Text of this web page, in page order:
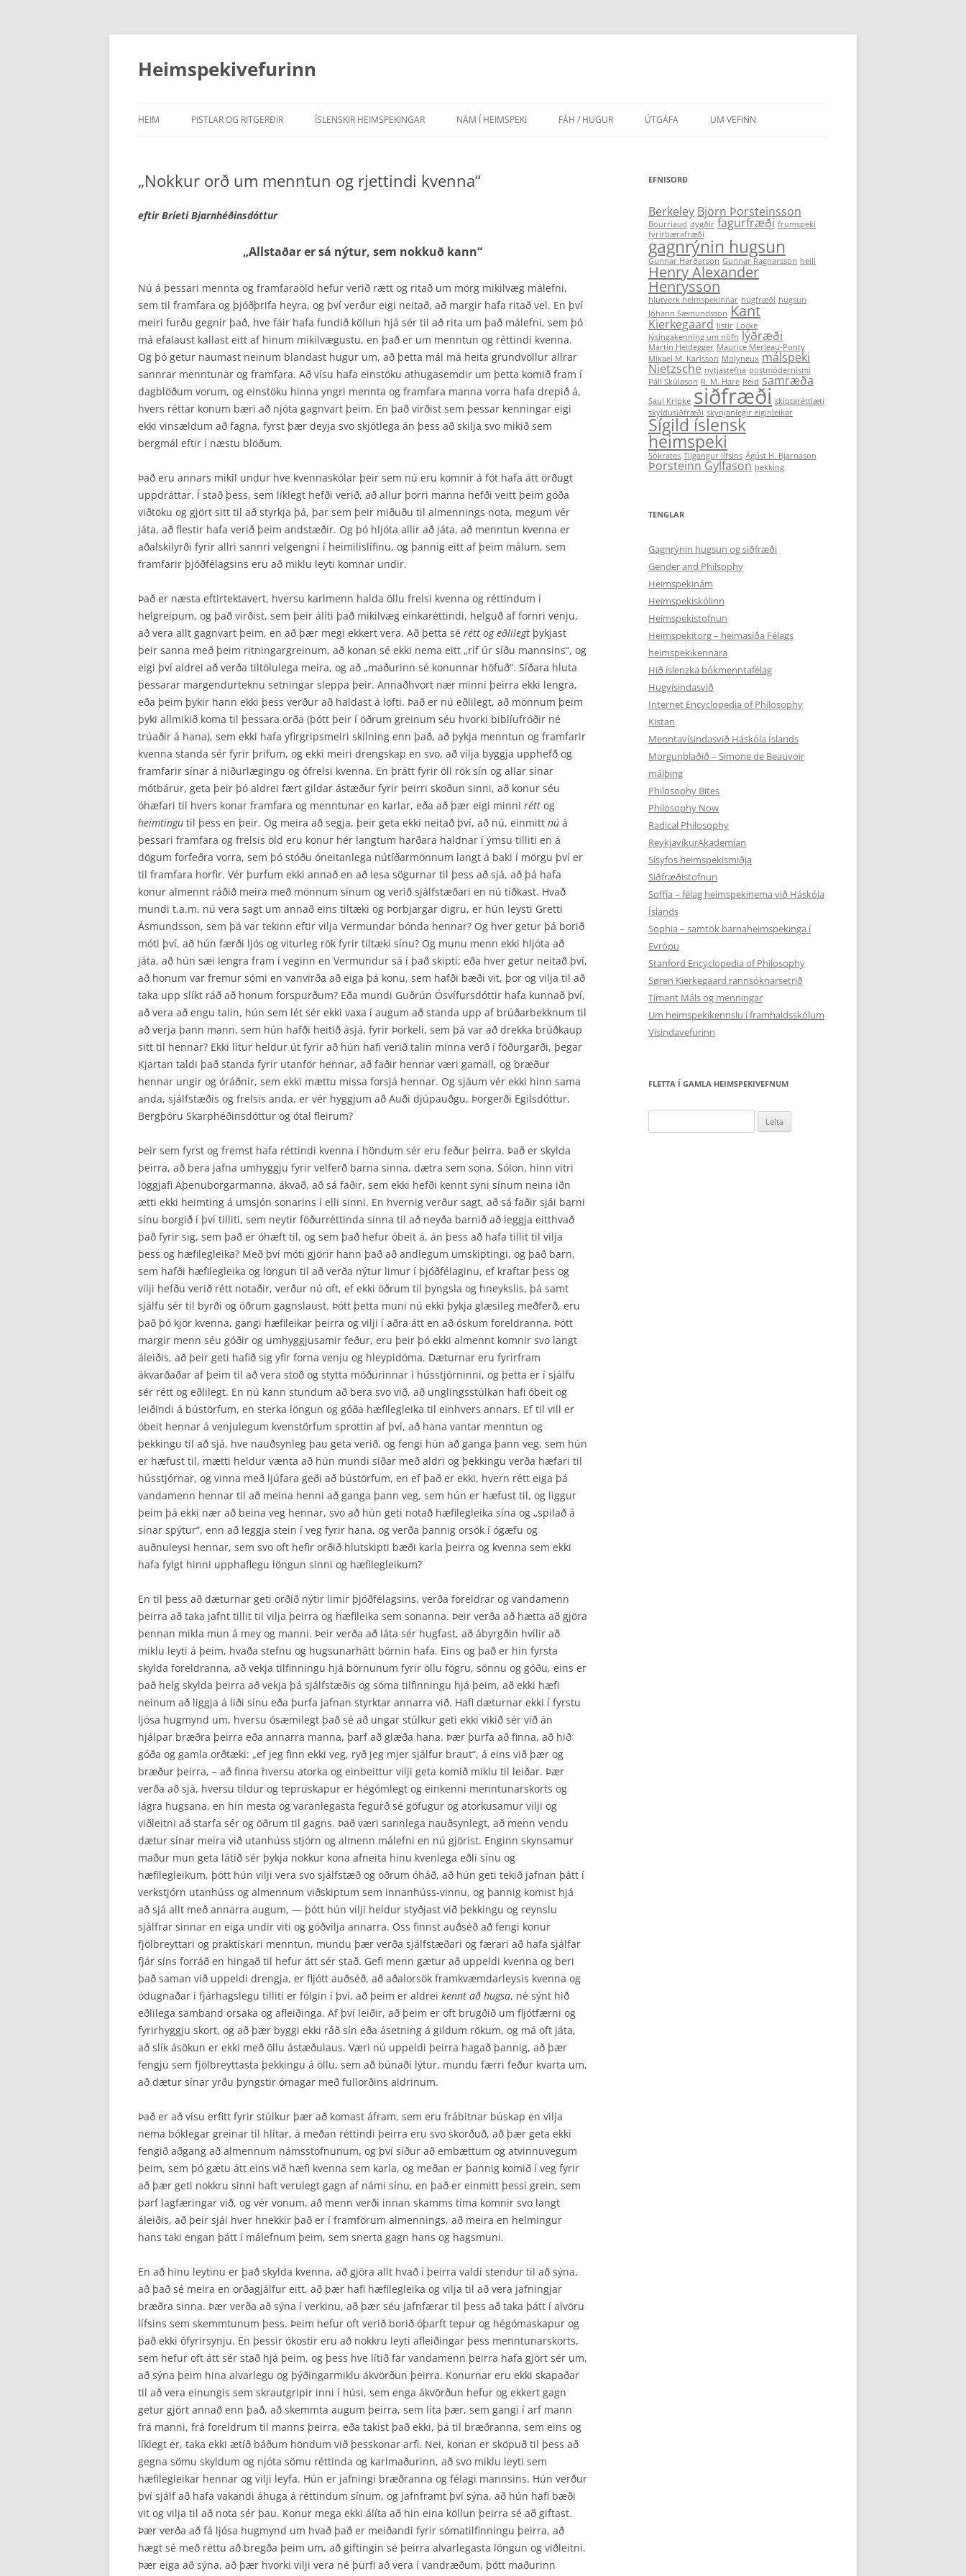
Hoppa
efni
Heimspekivefurinn
HEIM PISTLAR OG RITGERÐIR
RITDÓMAR
RITGERÐIR
ÍSLENSKIR HEIMSPEKINGAR NÁM Í HEIMSPEKI
FRAMHALDSSKÓLAR
FÁH / HUGUR
LEIÐBEININGAR FYRIR HÖFUNDA
ÚTGÁFA UM VEFINN
„Nokkur orð um menntun og rjettindi kvenna“
eftir Bríeti Bjarnhéðinsdóttur
„Allstaðar er sá nýtur, sem nokkuð kann“
Nú á þessari mennta og framfaraöld hefur verið rætt og ritað um mörg mikilvæg málefni,
sem til framfara og þjóðþrifa heyra, og því verður eigi neitað, að margir hafa ritað vel. En því
meiri furðu gegnir það, hve fáir hafa fundið köllun hjá sér til að rita um það málefni, sem þó
má efalaust kall­ast eitt af hinum mikilvægustu, en það er um menntun og réttindi kvenna.
Og þó getur naumast neinum blandast hugur um, að þetta mál má heita grundvöllur allrar
sannrar menntunar og fram­fara. Að vísu hafa einstöku athugasemdir um þetta komið fram í
dagblöðum vorum, og einstöku hinna yngri mennta og framfara manna vorra hafa drepið á,
hvers réttar konum bæri að njóta gagnvart þeim. En það virðist sem þessar kenningar eigi
ekki vinsældum að fagna, fyrst þær deyja svo skjótlega án þess að skilja svo mikið sem
bergmál eftir í næstu blöðum.
Það eru annars mikil undur hve kvennaskólar þeir sem nú eru komnir á fót hafa átt örðugt
upp­dráttar. Í stað þess, sem líklegt hefði verið, að allur þorri manna hefði veitt þeim góða
viðtöku og gjört sitt til að styrkja þá, þar sem þeir miðuðu til almennings nota, megum vér
játa, að flestir hafa verið þeim andstæðir. Og þó hljóta allir að játa, að menntun kvenna er
aðalskilyrði fyrir allri sannri velgengni í heimilislífinu, og þannig eitt af þeim málum, sem
framfarir þjóðfélagsins eru að miklu leyti komnar undir.
Það er næsta eftirtektavert, hversu karlmenn halda öllu frelsi kvenna og réttindum í
helgreipum, og það virðist, sem þeir álíti það mikilvæg einkaréttindi, helguð af fornri venju,
að vera allt gagn­vart þeim, en að þær megi ekkert vera. Að þetta sé rétt og eðlilegt þykjast
þeir sanna með þeim ritningargreinum, að konan sé ekki nema eitt „rif úr síðu mannsins“, og
eigi því aldrei að verða til­tölulega meira, og að „maðurinn sé konunnar höfuð“. Síðara hluta
þessarar margendurteknu setningar sleppa þeir. Annaðhvort nær minni þeirra ekki lengra,
eða þeim þykir hann ekki þess verður að haldast á lofti. Það er nú eðlilegt, að mönnum þeim
þyki allmikið koma til þessara orða (þótt þeir í öðrum greinum séu hvorki biblíufróðir né
trúaðir á hana), sem ekki hafa yfirgripsmeiri skilning enn það, að þykja menntun og framfarir
kvenna standa sér fyrir þrifum, og ekki meiri drengskap en svo, að vilja byggja upphefð og
framfarir sínar á niðurlægingu og ófrelsi kvenna. En þrátt fyrir öll rök sín og allar sínar
mótbárur, geta þeir þó aldrei fært gildar ástæður fyrir þeirri skoðun sinni, að konur séu
óhæfari til hvers konar framfara og menntunar en karlar, eða að þær eigi minni rétt og
heimtingu til þess en þeir. Og meira að segja, þeir geta ekki neitað því, að nú, einmitt nú á
þessari framfara og frelsis öld eru konur hér langtum harðara haldnar í ýmsu tilliti en á
dögum forfeðra vorra, sem þó stóðu óneitanlega nútíðarmönnum langt á baki í mörgu því er
til framfara horfir. Vér þurfum ekki annað en að lesa sögurnar til þess að sjá, að þá hafa
konur almennt ráðið meira með mönnum sínum og verið sjálfstæðari en nú tíðkast. Hvað
mundi t.a.m. nú vera sagt um annað eins tiltæki og Þorbjargar digru, er hún leysti Gretti
Ásmundsson, sem þá var tekinn eftir vilja Vermundar bónda hennar? Og hver getur þá borið
móti því, að hún færði ljós og viturleg rök fyrir tiltæki sínu? Og munu menn ekki hljóta að
játa, að hún sæi lengra fram í veginn en Vermundur sá í það skipti; eða hver getur neitað því,
að honum var fremur sómi en vanvirða að eiga þá konu, sem hafði bæði vit, þor og vilja til að
taka upp slíkt ráð að honum forspurðum? Eða mundi Guðrún Ósvífursdóttir hafa kunnað því,
að vera að engu talin, hún sem lét sér ekki vaxa í augum að standa upp af brúðarbekknum til
að verja þann mann, sem hún hafði heitið ásjá, fyrir Þorkeli, sem þá var að drekka brúðkaup
sitt til hennar? Ekki lítur heldur út fyrir að hún hafi verið talin minna verð í föðurgarði, þegar
Kjartan taldi það standa fyrir utanför hennar, að faðir hennar væri gamall, og bræður
hennar ungir og óráðnir, sem ekki mættu missa forsjá hennar. Og sjáum vér ekki hinn sama
anda, sjálfstæðis og frelsis anda, er vér hyggjum að Auði djúpauðgu, Þorgerði Egilsdóttur,
Bergþóru Skarphéðinsdóttur og ótal fleirum?
Þeir sem fyrst og fremst hafa réttindi kvenna í höndum sér eru feður þeirra. Það er skylda
þeirra, að bera jafna umhyggju fyrir velferð barna sinna, dætra sem sona. Sólon, hinn vitri
löggjafi Aþenu­borgarmanna, ákvað, að sá faðir, sem ekki hefði kennt syni sínum neina iðn
ætti ekki heimting á umsjón sonarins í elli sinni. En hvernig verður sagt, að sá faðir sjái barni
sínu borgið í því tilliti, sem neytir föðurréttinda sinna til að neyða barnið að leggja eitthvað
það fyrir sig, sem það er óhæft til, og sem það hefur óbeit á, án þess að hafa tillit til vilja
þess og hæfilegleika? Með því móti gjörir hann það að andlegum umskiptingi, og það barn,
sem hafði hæfilegleika og löngun til að verða nýtur limur í þjóðfélaginu, ef kraftar þess og
vilji hefðu verið rétt notaðir, verður nú oft, ef ekki öðrum til þyngsla og hneykslis, þá samt
sjálfu sér til byrði og öðrum gagnslaust. Þótt þetta muni nú ekki þykja glæsileg meðferð, eru
það þó kjör kvenna, gangi hæfileikar þeirra og vilji í aðra átt en að óskum foreldranna. Þótt
margir menn séu góðir og umhyggjusamir feður, eru þeir þó ekki almennt komnir svo langt
áleiðis, að þeir geti hafið sig yfir forna venju og hleypidóma. Dæturnar eru fyrirfram
ákvarðaðar af þeim til að vera stoð og stytta móðurinnar í hússtjórninni, og þetta er í sjálfu
sér rétt og eðlilegt. En nú kann stundum að bera svo við, að unglingsstúlkan hafi óbeit og
leiðindi á bústörfum, en sterka löngun og góða hæfilegleika til einhvers annars. Ef til vill er
óbeit hennar á venjulegum kvenstörfum sprottin af því, að hana vantar menntun og
þekkingu til að sjá, hve nauðsynleg þau geta verið, og fengi hún að ganga þann veg, sem hún
er hæfust til, mætti heldur vænta að hún mundi síðar með aldri og þekkingu verða hæfari til
hússtjórnar, og vinna með ljúfara geði að bústörfum, en ef það er ekki, hvern rétt eiga þá
vandamenn hennar til að meina henni að ganga þann veg, sem hún er hæfust til, og liggur
þeim þá ekki nær að beina veg hennar, svo að hún geti notað hæfilegleika sína og „spilað á
sínar spýtur“, enn að leggja stein í veg fyrir hana, og verða þannig orsök í ógæfu og
auðnuleysi hennar, sem svo oft hefir orðið hlutskipti bæði karla þeirra og kvenna sem ekki
hafa fylgt hinni upphaflegu löngun sinni og hæfilegleikum?
En til þess að dæturnar geti orðið nýtir limir þjóðfélagsins, verða foreldrar og vandamenn
þeirra að taka jafnt tillit til vilja þeirra og hæfileika sem sonanna. Þeir verða að hætta að gjöra
þennan mikla mun á mey og manni. Þeir verða að láta sér hugfast, að ábyrgðin hvílir að
miklu leyti á þeim, hvaða stefnu og hugsunarhátt börnin hafa. Eins og það er hin fyrsta
skylda foreldranna, að vekja tilfinningu hjá börnunum fyrir öllu fögru, sönnu og góðu, eins er
það helg skylda þeirra að vekja þá sjálfstæðis og sóma tilfinningu hjá þeim, að ekki hæfi
neinum að liggja á liði sínu eða þurfa jafnan styrktar annarra við. Hafi dæturnar ekki í fyrstu
ljósa hugmynd um, hversu ósæmilegt það sé að ungar stúlkur geti ekki vikið sér við án
hjálpar bræðra þeirra eða annarra manna, þarf að glæða hana. Þær þurfa að finna, að hið
góða og gamla orðtæki: „ef jeg finn ekki veg, ryð jeg mjer sjálfur braut“, á eins við þær og
bræður þeirra, – að finna hversu atorka og einbeittur vilji geta komið miklu til leiðar. Þær
verða að sjá, hversu tildur og tepruskapur er hégómlegt og einkenni menntunarskorts og
lágra hugsana, en hin mesta og varanlegasta fegurð sé göfugur og atorku­samur vilji og
viðleitni að starfa sér og öðrum til gagns. Það væri sannlega nauðsynlegt, að menn vendu
dætur sínar meira við utanhúss stjórn og almenn málefni en nú gjörist. Enginn skynsamur
maður mun geta látið sér þykja nokkur kona afneita hinu kvenlega eðli sínu og
hæfilegleikum, þótt hún vilji vera svo sjálfstæð og öðrum óháð, að hún geti tekið jafnan þátt í
verkstjórn utanhúss og almennum viðskiptum sem innanhúss-vinnu, og þannig komist hjá
að sjá allt með annarra augum, — þótt hún vilji heldur styðjast við þekkingu og reynslu
sjálfrar sinnar en eiga undir viti og góðvilja annarra. Oss finnst auðséð að fengi konur
fjölbreyttari og praktískari menntun, mundu þær verða sjálfstæðari og færari að hafa sjálfar
fjár síns forráð en hingað til hefur átt sér stað. Gefi menn gætur að uppeldi kvenna og beri
það saman við uppeldi drengja, er fljótt auðséð, að aðalorsök framkvæmdarleysis kvenna og
ódugnaðar í fjárhagslegu tilliti er fólgin í því, að þeim er aldrei kennt að hugsa, né sýnt hið
eðlilega samband orsaka og afleiðinga. Af því leiðir, að þeim er oft brugðið um fljótfærni og
fyrirhyggju skort, og að þær byggi ekki ráð sín eða ásetning á gildum rökum, og má oft játa,
að slík ásökun er ekki með öllu ástæðulaus. Væri nú uppeldi þeirra hagað þannig, að þær
fengju sem fjölbreyttasta þekkingu á öllu, sem að búnaði lýtur, mundu færri feður kvarta um,
að dætur sínar yrðu þyngstir ómagar með fullorðins aldrinum.
Það er að vísu erfitt fyrir stúlkur þær að komast áfram, sem eru frábitnar búskap en vilja
nema bóklegar greinar til hlítar, á meðan réttindi þeirra eru svo skorðuð, að þær geta ekki
fengið aðgang að almennum námsstofnunum, og því síður að embættum og atvinnuvegum
þeim, sem þó gætu átt eins við hæfi kvenna sem karla, og meðan er þannig komið í veg fyrir
að þær geti nokkru sinni haft verulegt gagn af námi sínu, en það er einmitt þessi grein, sem
þarf lagfæringar við, og vér vonum, að menn verði innan skamms tíma komnir svo langt
áleiðis, að þeir sjái hver hnekkir það er í framförum almennings, að meira en helmingur
hans taki engan þátt í málefnum þeim, sem snerta gagn hans og hagsmuni.
En að hinu leytinu er það skylda kvenna, að gjöra allt hvað í þeirra valdi stendur til að sýna,
að það sé meira en orðagjálfur eitt, að þær hafi hæfilegleika og vilja til að vera jafningjar
bræðra sinna. Þær verða að sýna í verkinu, að þær séu jafnfærar til þess að taka þátt í alvöru
lífsins sem skemmtunum þess. Þeim hefur oft verið borið óþarft tepur og hégómaskapur og
það ekki ófyrirsynju. En þessir ókostir eru að nokkru leyti afleiðingar þess menntunarskorts,
sem hefur oft átt sér stað hjá þeim, og þess hve lítið far vandamenn þeirra hafa gjört sér um,
að sýna þeim hina alvarlegu og þýðingarmiklu ákvörðun þeirra. Konurnar eru ekki skapaðar
til að vera einungis sem skrautgripir inni í húsi, sem enga ákvörðun hefur og ekkert gagn
getur gjört annað enn það, að skemmta augum þeirra, sem líta þær, sem gangi í arf mann
frá manni, frá foreldrum til manns þeirra, eða takist það ekki, þá til bræðranna, sem eins og
líklegt er, taka ekki ætíð báðum höndum við þesskonar arfi. Nei, konan er sköpuð til þess að
gegna sömu skyldum og njóta sömu réttinda og karlmaðurinn, að svo miklu leyti sem
hæfilegleikar hennar og vilji leyfa. Hún er jafningi bræðranna og félagi mannsins. Hún verður
því sjálf að hafa vakandi áhuga á réttindum sínum, og jafnframt því sýna, að hún hafi bæði
vit og vilja til að nota sér þau. Konur mega ekki álíta að hin eina köllun þeirra sé að giftast.
Þær verða að fá ljósa hugmynd um hvað það er meiðandi fyrir sómatilfinningu þeirra, að
hægt sé með réttu að bregða þeim um, að giftingin sé þeirra alvarlegasta löngun og viðleitni.
Þær eiga að sýna, að þær hvorki vilji vera né þurfi að vera í vandræðum, þótt maðurinn
EFNISORÐ
Berkeley Björn Þorsteinsson
Bourriaud dygðir fagurfræði frumspeki
fyrirbærafræði
gagnrýnin hugsun
Gunnar Harðarson Gunnar Ragnarsson heili
Henry Alexander
Henrysson
hlutverk heimspekinnar hugfræði hugsun
Jóhann Sæmundsson Kant
Kierkegaard listir Locke
lýsingakenning um nöfn lýðræði
Martin Heidegger Maurice Merleau-Ponty
Mikael M. Karlsson Molyneux málspeki
Nietzsche nytjastefna postmódernismi
Páll Skúlason R. M. Hare Reid samræða
Saul Kripke siðfræði skiptaréttlæti
skyldusiðfræði skynjanlegir eiginleikar
Sígild íslensk
heimspeki
Sókrates Tilgangur lífsins Ágúst H. Bjarnason
Þorsteinn Gylfason þekking
TENGLAR
Gagnrýnin hugsun og siðfræði
Gender and Philsophy
Heimspekinám
Heimspekiskólinn
Heimspekistofnun
Heimspekitorg – heimasíða Félags
heimspekikennara
Hið íslenzka bókmenntafélag
Hugvísindasvið
Internet Encyclopedia of Philosophy
Kistan
Menntavísindasvið Háskóla Íslands
Morgunblaðið – Simone de Beauvoir
málþing
Philosophy Bites
Philosophy Now
Radical Philosophy
ReykjavíkurAkademían
Sísyfos heimspekismiðja
Siðfræðistofnun
Soffía – félag heimspekinema við Háskóla
Íslands
Sophia – samtök barnaheimspekinga í
Evrópu
Stanford Encyclopedia of Philosophy
Søren Kierkegaard rannsóknarsetrið
Tímarit Máls og menningar
Um heimspekikennslu í framhaldsskólum
Vísindavefurinn
FLETTA Í GAMLA HEIMSPEKIVEFNUM
að: